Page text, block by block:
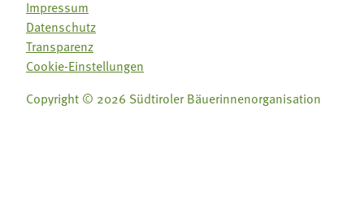
Impressum
Datenschutz
Transparenz
Cookie-Einstellungen
Copyright © 2026 Südtiroler Bäuerinnenorganisation